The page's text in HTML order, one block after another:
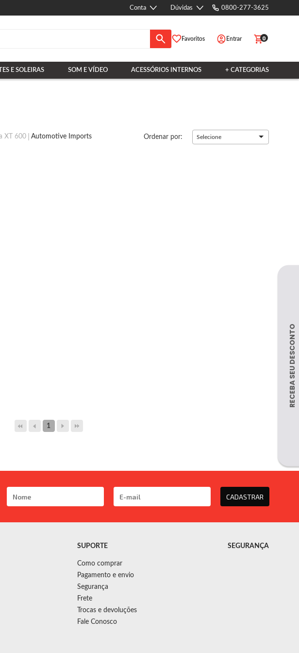
Conta Dúvidas 0800-277-3625
Favoritos Entrar 0
E SOLEIRAS SOM E VÍDEO ACESSÓRIOS INTERNOS + CATEGORIAS
XT 600 Automotive Imports Ordenar por: Selecione
1
CADASTRAR
SUPORTE
Como comprar
Pagamento e envio
Segurança
Frete
Trocas e devoluções
Fale Conosco
SEGURANÇA